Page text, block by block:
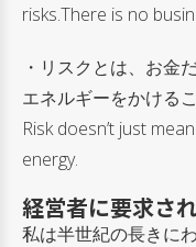
risks.There is no
・リスクとは、お金
エネルギーをかける
Risk doesn’t just
energy.
経営者に要求さ
私は半世紀の長きに